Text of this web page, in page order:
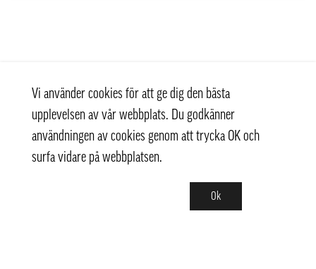
Vi använder cookies för att ge dig den bästa
upplevelsen av vår webbplats. Du godkänner
användningen av cookies genom att trycka OK och
surfa vidare på webbplatsen.
Ok